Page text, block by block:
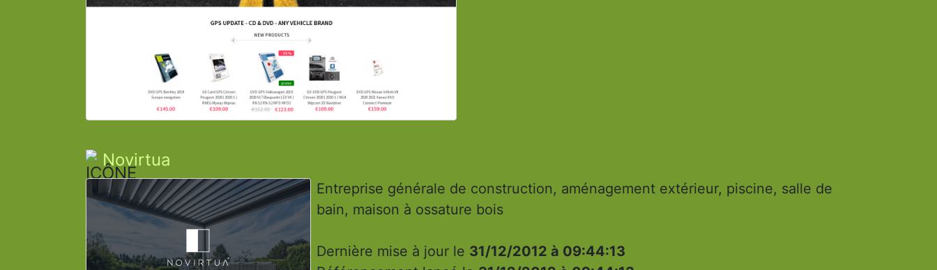
Novirtua
Entreprise générale de construction, aménagement extérieur, piscine, salle de
bain, maison à ossature bois
Dernière mise à jour le 31/12/2012 à 09:44:13